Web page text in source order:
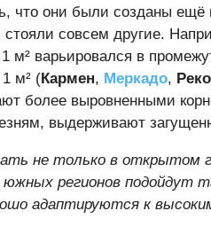
что они были созданы ещё
совсем другие.
м² варьировался в
1 м² (Кармен, Меркадо,
более выровненными
выдерживают
не только в открытом
регионов подойдут
адаптируются к